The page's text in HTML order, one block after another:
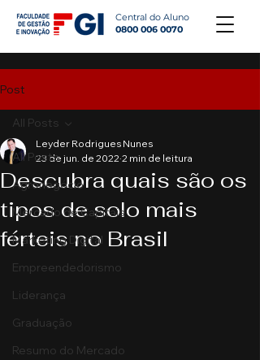
Central do Aluno
0800 006 0070
Post
All Posts
Agronegócio
Mercado de Capitais
Marketing Digital
Empreendedorismo
Liderança
Graduação
Resumo do Mercado
All Posts
Descubra quais são os
tipos de solo mais
férteis no Brasil
Leyder Rodrigues Nunes
23 de jun. de 2022 2 min de leitura